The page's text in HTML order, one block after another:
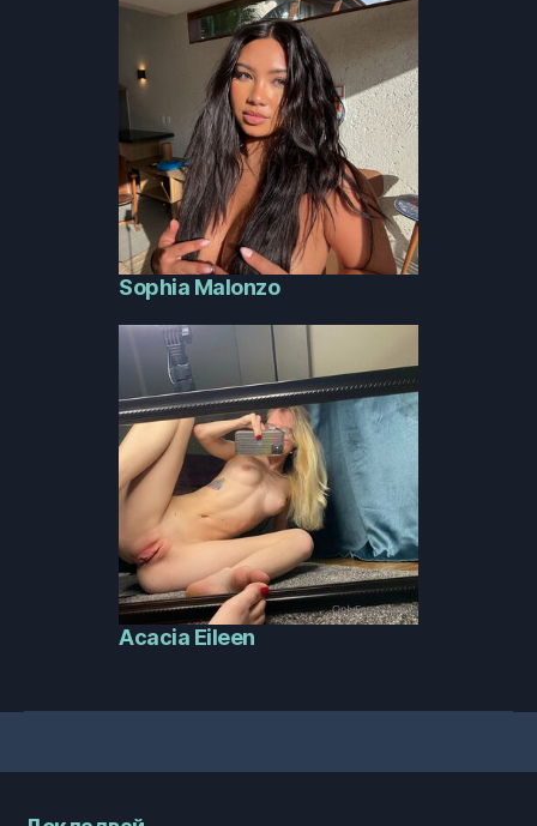
Sophia Malonzo
Acacia Eileen